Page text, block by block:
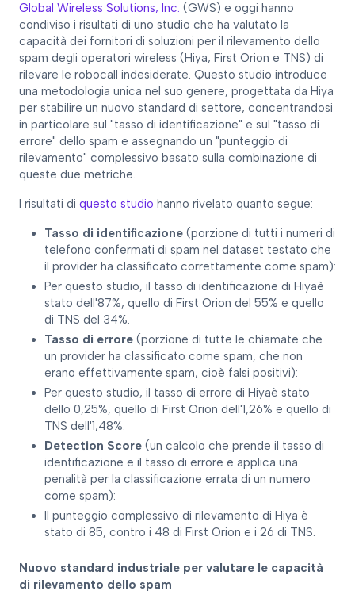
Global Wireless Solutions, Inc. (GWS) e oggi hanno
condiviso i risultati di uno studio che ha valutato la
capacità dei fornitori di soluzioni per il rilevamento dello
spam degli operatori wireless (Hiya, First Orion e TNS) di
rilevare le robocall indesiderate. Questo studio introduce
una metodologia unica nel suo genere, progettata da Hiya
per stabilire un nuovo standard di settore, concentrandosi
in particolare sul "tasso di identificazione" e sul "tasso di
errore" dello spam e assegnando un "punteggio di
rilevamento" complessivo basato sulla combinazione di
queste due metriche.
I risultati di questo studio hanno rivelato quanto segue:
Tasso di identificazione (porzione di tutti i numeri di
telefono confermati di spam nel dataset testato che
il provider ha classificato correttamente come spam):
Per questo studio, il tasso di identificazione di Hiyaè
stato dell'87%, quello di First Orion del 55% e quello
di TNS del 34%.
Tasso di errore (porzione di tutte le chiamate che
un provider ha classificato come spam, che non
erano effettivamente spam, cioè falsi positivi):
Per questo studio, il tasso di errore di Hiyaè stato
dello 0,25%, quello di First Orion dell'1,26% e quello di
TNS dell'1,48%.
Detection Score (un calcolo che prende il tasso di
identificazione e il tasso di errore e applica una
penalità per la classificazione errata di un numero
come spam):
Il punteggio complessivo di rilevamento di Hiya è
stato di 85, contro i 48 di First Orion e i 26 di TNS.
Nuovo standard industriale per valutare le capacità
di rilevamento dello spam